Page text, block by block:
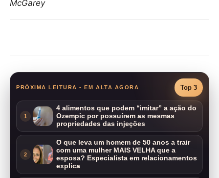
McGarey
PRÓXIMA LEITURA - EM ALTA AGORA Top 3
1
4 alimentos que podem “imitar” a ação do
Ozempic por possuírem as mesmas
propriedades das injeções
2
O que leva um homem de 50 anos a trair
com uma mulher MAIS VELHA que a
esposa? Especialista em relacionamentos
explica